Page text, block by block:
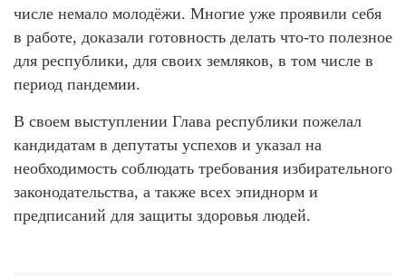
числе немало молодёжи. Многие уже проявили себя
в работе, доказали готовность делать что-то полезное
для республики, для своих земляков, в том числе в
период пандемии.
В своем выступлении Глава республики пожелал
кандидатам в депутаты успехов и указал на
необходимость соблюдать требования избирательного
законодательства, а также всех эпиднорм и
предписаний для защиты здоровья людей.